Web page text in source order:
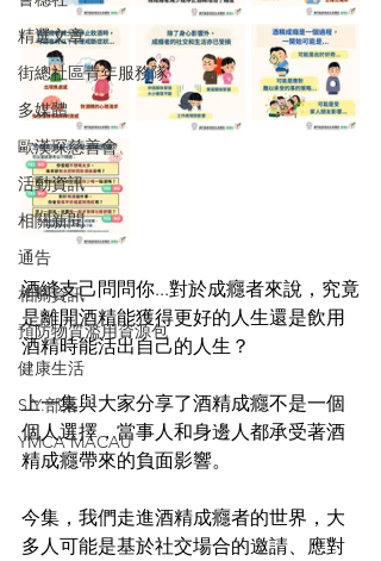
精選文章
街總社區青年服務隊
多媒體
歐漢琛慈善會
活動資訊
相關新聞
通告
相關資訊
預防物質濫用資源包
健康生活
S.Y.部落
YMCA MACAU
酒縫支己問問你...對於成癮者來說，究竟
是離開酒精能獲得更好的人生還是飲用
酒精時能活出自己的人生？
上一集與大家分享了酒精成癮不是一個
個人選擇，當事人和身邊人都承受著酒
精成癮帶來的負面影響。
今集，我們走進酒精成癮者的世界，大
多人可能是基於社交場合的邀請、應對